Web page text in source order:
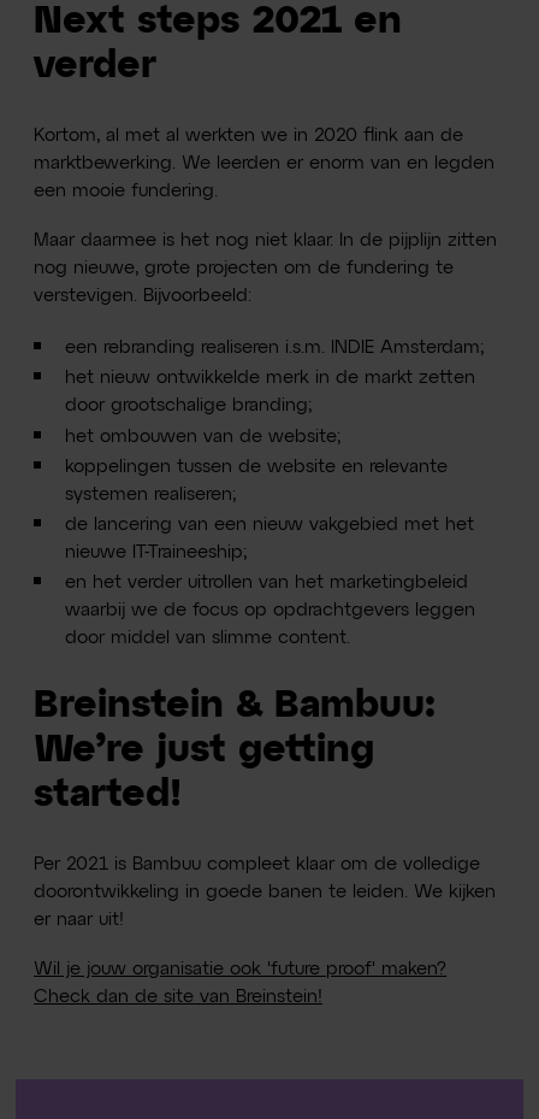
Next steps 2021 en
verder
Kortom, al met al werkten we in 2020 flink aan de
marktbewerking. We leerden er enorm van en legden
een mooie fundering.
Maar daarmee is het nog niet klaar. In de pijplijn zitten
nog nieuwe, grote projecten om de fundering te
verstevigen. Bijvoorbeeld:
een rebranding realiseren i.s.m. INDIE Amsterdam;
het nieuw ontwikkelde merk in de markt zetten
door grootschalige branding;
het ombouwen van de website;
koppelingen tussen de website en relevante
systemen realiseren;
de lancering van een nieuw vakgebied met het
nieuwe IT-Traineeship;
en het verder uitrollen van het marketingbeleid
waarbij we de focus op opdrachtgevers leggen
door middel van slimme content.
Breinstein & Bambuu:
We’re just getting
started!
Per 2021 is Bambuu compleet klaar om de volledige
doorontwikkeling in goede banen te leiden. We kijken
er naar uit!
Wil je jouw organisatie ook 'future proof' maken?
Check dan de site van Breinstein!